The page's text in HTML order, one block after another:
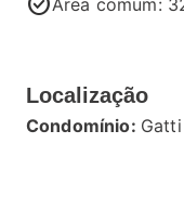
Área comum:
Localização
Condomínio: